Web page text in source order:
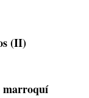
(II)
marroquí